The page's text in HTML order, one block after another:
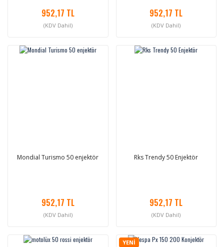
952,17 TL
(KDV Dahil)
952,17 TL
(KDV Dahil)
Mondial Turismo 50 enjektör
952,17 TL
(KDV Dahil)
Rks Trendy 50 Enjektör
952,17 TL
(KDV Dahil)
YENİ